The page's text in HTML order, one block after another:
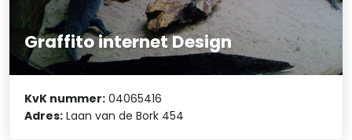
Graffito internet Design
KvK nummer: 04065416
Adres: Laan van de Bork 454